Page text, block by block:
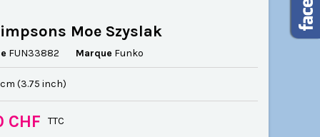
Moe Szyslak
FUN33882 Marque Funko
cm (3.75 inch)
CHF TTC